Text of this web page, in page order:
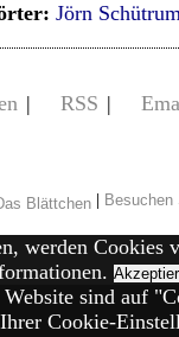
Jörn
| RSS |
|
werden Cookies
sind auf
Cookie-